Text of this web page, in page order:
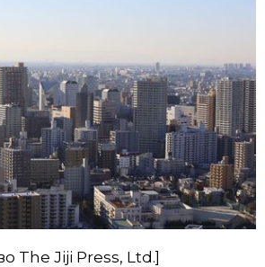
The Jiji Press, Ltd.]